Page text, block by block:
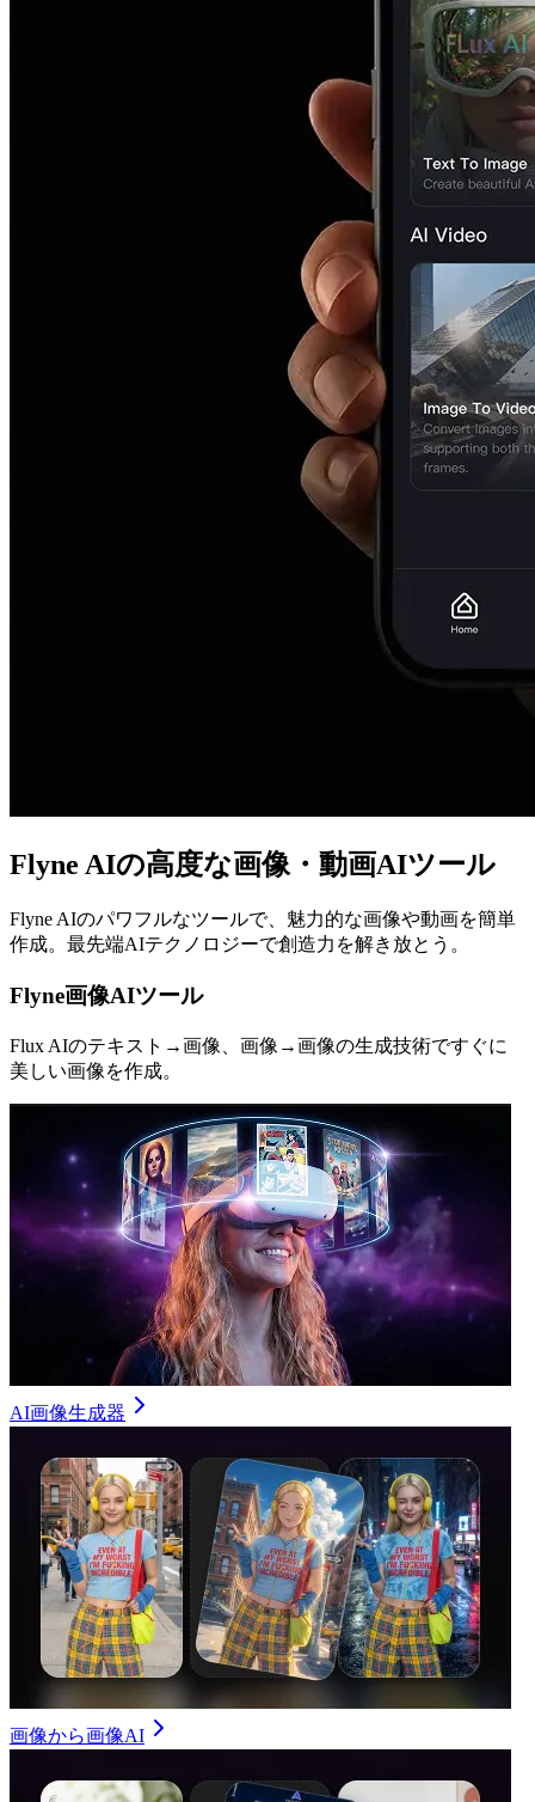
Flyne AIの高度な画像・動画AIツール
Flyne AIのパワフルなツールで、魅力的な画像や動画を簡単
作成。最先端AIテクノロジーで創造力を解き放とう。
Flyne画像AIツール
Flux AIのテキスト→画像、画像→画像の生成技術ですぐに
美しい画像を作成。
AI画像生成器
画像から画像AI